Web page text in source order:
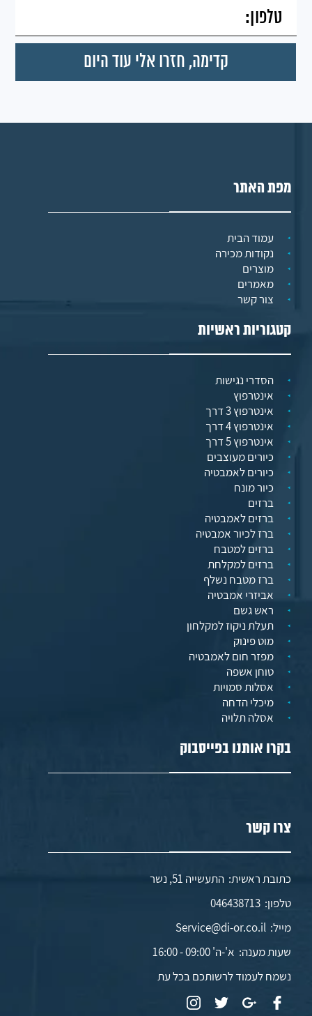
מפת האתר
עמוד הבית
נקודות מכירה
מוצרים
מאמרים
צור קשר
קטגוריות ראשיות
הסדרי נגישות
אינטרפוץ
אינטרפוץ 3 דרך
אינטרפוץ 4 דרך
אינטרפוץ 5 דרך
כיורים מעוצבים
כיורים לאמבטיה
כיור מונח
ברזים
ברזים לאמבטיה
ברז לכיור אמבטיה
ברזים למטבח
ברזים למקלחת
ברז מטבח נשלף
אביזרי אמבטיה
ראש גשם
תעלת ניקוז למקלחון
מוט פינוק
מפזר חום לאמבטיה
טוחן אשפה
אסלות סמויות
מיכלי הדחה
אסלה תלויה
בקרו אותנו בפייסבוק
צרו קשר
כתובת ראשית: התעשייה 51, נשר
טלפון:046438713
מייל:Service@di-or.co.il
שעות מענה: א'-ה' 09:00 - 16:00
נשמח לעמוד לרשותכם בכל עת